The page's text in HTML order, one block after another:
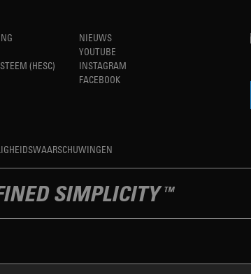
(HESC)
NIEUWS
YOUTUBE
INSTAGRAM
FACEBOOK
SIMPLICITY TM